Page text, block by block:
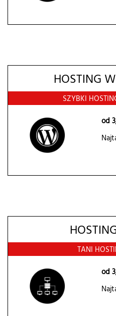
HOSTING
SZYBKI
od
TANI
od